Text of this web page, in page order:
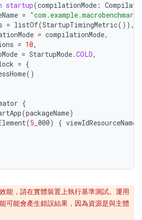
startup(compilationMode :
=
= listOf(StartupTimingMetric()),
= compilationMode,
= 10,
= StartupMode.COLD,
= {
()
{
(packageName)
(5 _000) { viewIdResourceName
能，請在實體裝置上執行基準測試。運用
可能會產生錯誤結果，因為資源是與主體